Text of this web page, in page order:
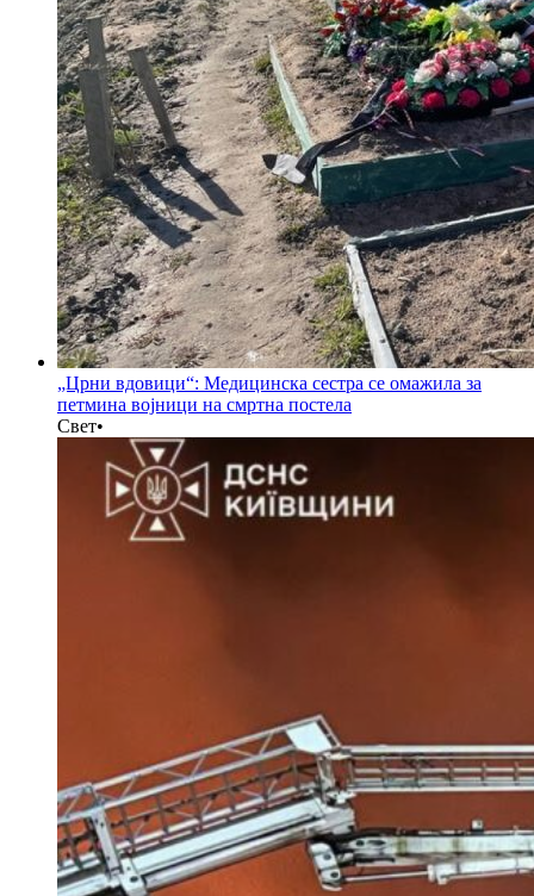
„Црни вдовици“: Медицинска сестра се омажила за
петмина војници на смртна постела
Свет•